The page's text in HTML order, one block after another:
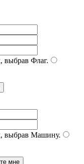
выбрав Флаг.
выбрав Машину.